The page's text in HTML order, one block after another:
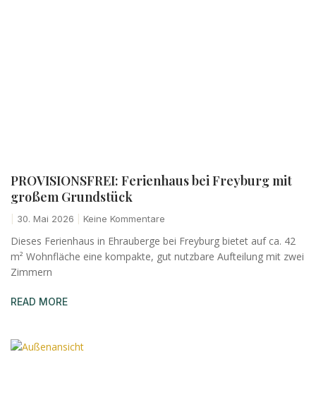
PROVISIONSFREI: Ferienhaus bei Freyburg mit
großem Grundstück
30. Mai 2026 Keine Kommentare
Dieses Ferienhaus in Ehrauberge bei Freyburg bietet auf ca. 42
m² Wohnfläche eine kompakte, gut nutzbare Aufteilung mit zwei
Zimmern
READ MORE